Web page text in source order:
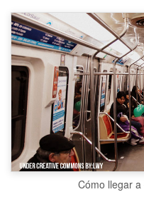
Cómo llegar